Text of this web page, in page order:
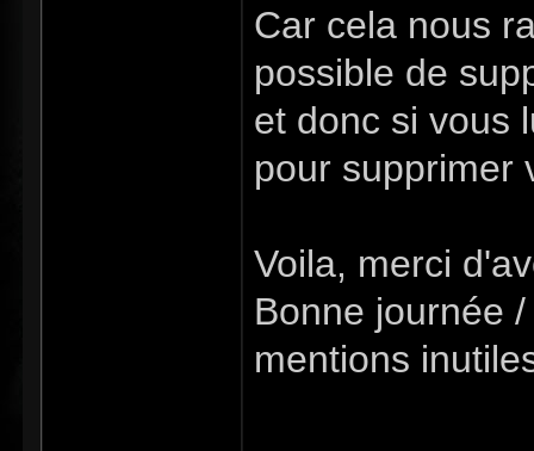
Car cela nous
possible de
et donc si vous
pour supprimer
Voila, merci
Bonne journée
mentions